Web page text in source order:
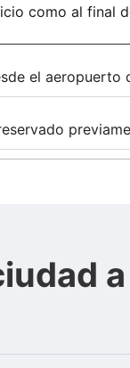
como al final
el aeropuerto